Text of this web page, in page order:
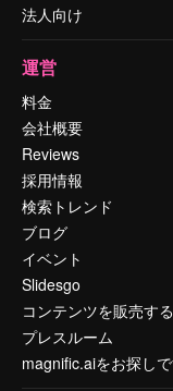
法人向け
運営
料金
会社概要
Reviews
採用情報
検索トレンド
ブログ
イベント
Slidesgo
コンテンツを販売する
プレスルーム
magnific.aiをお探し